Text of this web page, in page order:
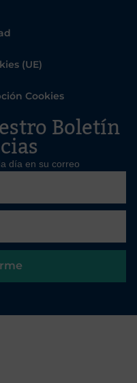
(UE)
Cookies
Boletín
día en su correo